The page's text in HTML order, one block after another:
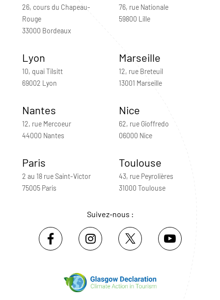
26, cours du Chapeau-
Rouge
33000 Bordeaux
76, rue Nationale
59800 Lille
Lyon
10, quai Tilsitt
69002 Lyon
Marseille
12, rue Breteuil
13001 Marseille
Nantes
12, rue Mercoeur
44000 Nantes
Nice
62, rue Gioffredo
06000 Nice
Paris
2 au 18 rue Saint-Victor
75005 Paris
Toulouse
43, rue Peyrolières
31000 Toulouse
Suivez-nous :